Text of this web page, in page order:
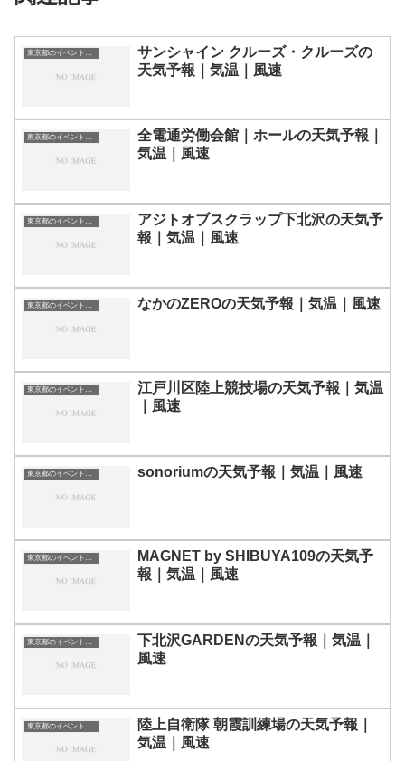
東京都のイベント会場一覧
サンシャイン クルーズ・クルーズの
天気予報｜気温｜風速
東京都のイベント会場一覧
全電通労働会館｜ホールの天気予報｜
気温｜風速
東京都のイベント会場一覧
アジトオブスクラップ下北沢の天気予
報｜気温｜風速
東京都のイベント会場一覧 なかのZEROの天気予報｜気温｜風速
東京都のイベント会場一覧
江戸川区陸上競技場の天気予報｜気温
｜風速
東京都のイベント会場一覧 sonoriumの天気予報｜気温｜風速
東京都のイベント会場一覧
MAGNET by SHIBUYA109の天気予
報｜気温｜風速
下北沢GARDENの天気予報｜気温｜
風速
陸上自衛隊 朝霞訓練場の天気予報｜
気温｜風速